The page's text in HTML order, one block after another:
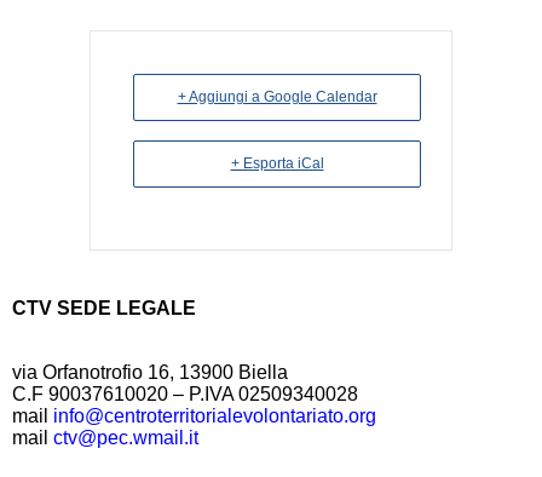
+ Aggiungi a Google Calendar
+ Esporta iCal
CTV SEDE LEGALE
via Orfanotrofio 16, 13900 Biella
C.F 90037610020 – P.IVA 02509340028
mail info@centroterritorialevolontariato.org
mail ctv@pec.wmail.it